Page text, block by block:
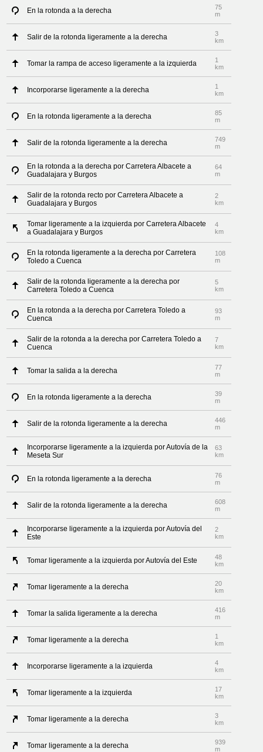
En la rotonda a la derecha
75
m
Salir de la rotonda ligeramente a la derecha
3
km
Tomar la rampa de acceso ligeramente a la izquierda
1
km
Incorporarse ligeramente a la derecha
1
km
En la rotonda ligeramente a la derecha
85
m
Salir de la rotonda ligeramente a la derecha
749
m
En la rotonda a la derecha por Carretera Albacete a
Guadalajara y Burgos
64
m
Salir de la rotonda recto por Carretera Albacete a
Guadalajara y Burgos
2
km
Tomar ligeramente a la izquierda por Carretera Albacete
a Guadalajara y Burgos
4
km
En la rotonda ligeramente a la derecha por Carretera
Toledo a Cuenca
108
m
Salir de la rotonda ligeramente a la derecha por
Carretera Toledo a Cuenca
5
km
En la rotonda a la derecha por Carretera Toledo a
Cuenca
93
m
Salir de la rotonda a la derecha por Carretera Toledo a
Cuenca
7
km
Tomar la salida a la derecha
77
m
En la rotonda ligeramente a la derecha
39
m
Salir de la rotonda ligeramente a la derecha
446
m
Incorporarse ligeramente a la izquierda por Autovía de la
Meseta Sur
63
km
En la rotonda ligeramente a la derecha
76
m
Salir de la rotonda ligeramente a la derecha
608
m
Incorporarse ligeramente a la izquierda por Autovía del
Este
2
km
Tomar ligeramente a la izquierda por Autovía del Este
48
km
Tomar ligeramente a la derecha
20
km
Tomar la salida ligeramente a la derecha
416
m
Tomar ligeramente a la derecha
1
km
Incorporarse ligeramente a la izquierda
4
km
Tomar ligeramente a la izquierda
17
km
Tomar ligeramente a la derecha
3
km
Tomar ligeramente a la derecha
939
m